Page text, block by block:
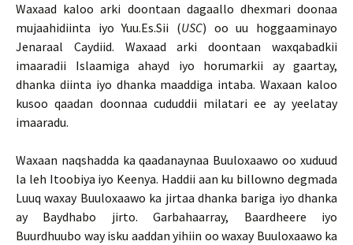
Waxaad kaloo arki doontaan dagaallo dhexmari doonaa
mujaahidiinta iyo Yuu.Es.Sii (USC) oo uu hoggaaminayo
Jenaraal Caydiid. Waxaad arki doontaan waxqabadkii
imaaradii Islaamiga ahayd iyo horumarkii ay gaartay,
dhanka diinta iyo dhanka maaddiga intaba. Waxaan kaloo
kusoo qaadan doonnaa cududdii milatari ee ay yeelatay
imaaradu.
Waxaan naqshadda ka qaadanaynaa Buuloxaawo oo xuduud
la leh Itoobiya iyo Keenya. Haddii aan ku billowno degmada
Luuq waxay Buuloxaawo ka jirtaa dhanka bariga iyo dhanka
ay Baydhabo jirto. Garbahaarray, Baardheere iyo
Buurdhuubo way isku aaddan yihiin oo waxay Buuloxaawo ka